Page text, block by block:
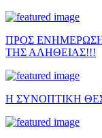
ΠΡΟΣ
ΤΗΣ ΑΛΗΘΕΙΑΣ!!!
Η ΣΥΝΟΠΤΙΚΗ